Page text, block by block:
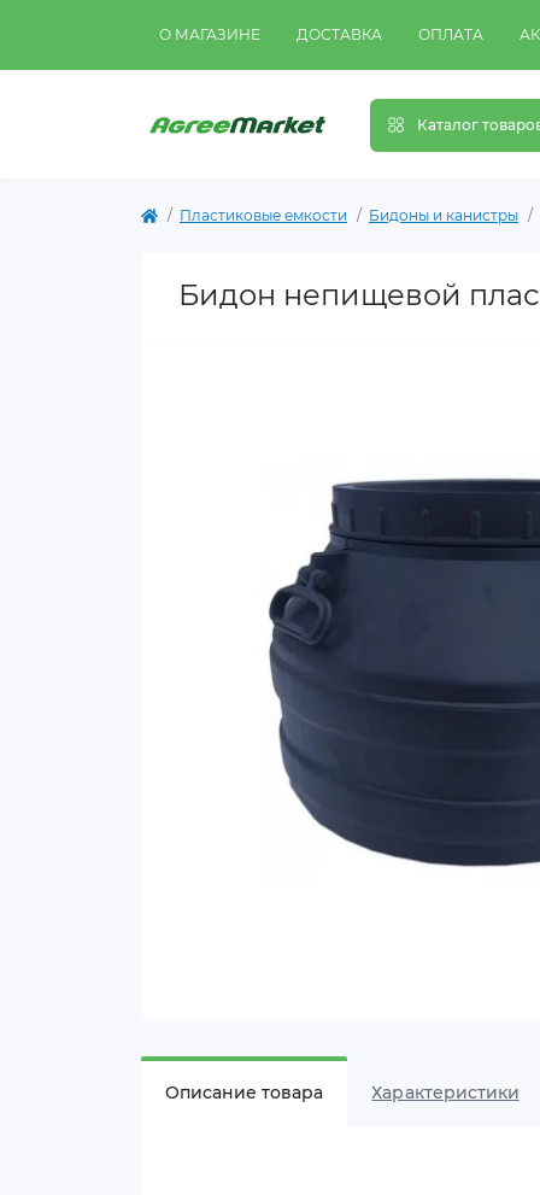
О МАГАЗИНЕ ДОСТАВКА ОПЛАТА
Каталог
Пластиковые емкости Бидоны и канистры
Бидон непищевой
Описание товара Характеристики